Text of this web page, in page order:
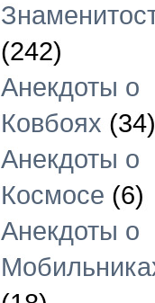
(242)
Анекдоты о
Ковбоях (34)
Анекдоты о
Космосе (6)
Анекдоты о